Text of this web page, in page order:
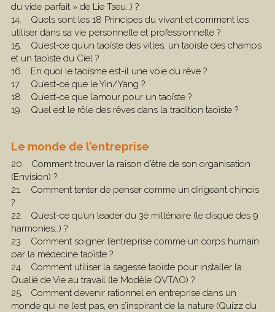
du vide parfait » de Lie Tseu…) ?
14.	Quels sont les 18 Principes du vivant et comment les
utiliser dans sa vie personnelle et professionnelle ?
15.	Qu’est-ce qu’un taoïste des villes, un taoïste des champs
et un taoïste du Ciel ?
16.	En quoi le taoïsme est-il une voie du rêve ?
17.	Qu’est-ce que le Yin/Yang ?
18.	Qu’est-ce que l’amour pour un taoïste ?
19.	Quel est le rôle des rêves dans la tradition taoïste ?
Le monde de l’entreprise
20.   Comment trouver la raison d’être de son organisation
(Envision) ?
21.	Comment tenter de penser comme un dirigeant chinois
?
22.	Qu’est-ce qu’un leader du 3è millénaire (le disque des 9
harmonies…) ?
23.	Comment soigner l’entreprise comme un corps humain
par la médecine taoïste ?
24.	Comment utiliser la sagesse taoïste pour installer la
Qualié de Vie au travail (le Modèle QVTAO) ?
25.	Comment devenir rationnel en entreprise dans un
monde qui ne l’est pas, en s’inspirant de la nature (Quizz du